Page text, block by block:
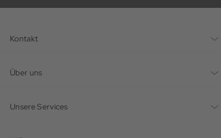
Kontakt
Über uns
Unsere Services